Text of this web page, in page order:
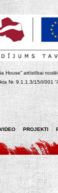
House” attīstībai
Nr. 9.1.1.3/15/I/001
VIDEO PROJEKTI